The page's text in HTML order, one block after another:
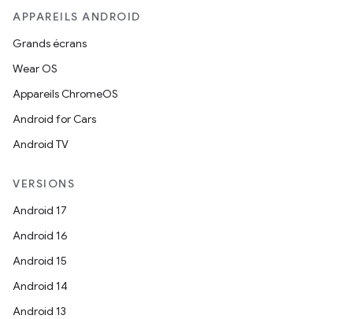
APPAREILS ANDROID
Grands écrans
Wear OS
Appareils ChromeOS
Android for Cars
Android TV
VERSIONS
Android 17
Android 16
Android 15
Android 14
Android 13